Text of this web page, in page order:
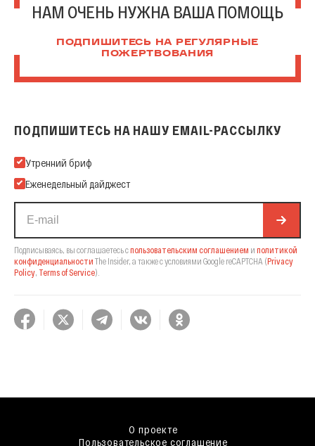
НАМ ОЧЕНЬ НУЖНА ВАША ПОМОЩЬ
ПОДПИШИТЕСЬ НА РЕГУЛЯРНЫЕ
ПОЖЕРТВОВАНИЯ
ПОДПИШИТЕСЬ НА НАШУ EMAIL-РАССЫЛКУ
Подпишитесь на нашу Email-рассылку
Утренний бриф
Еженедельный дайджест
Подписываясь, вы соглашаетесь спользовательским соглашением и политикой
конфиденциальности The Insider, а также с условиями Google reCAPTCHA (Privacy
Policy Terms of Service).
О проекте
Пользовательское соглашение